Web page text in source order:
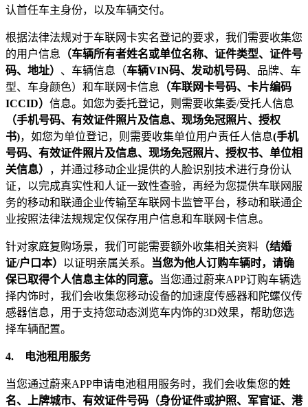
认首任车主身份，以及车辆交付。
根据法律法规对于车联网卡实名登记的要求，我们需要收集您
的用户信息 （车辆所有者姓名或单位名称、证件类型、证件号
码、地址） 、车辆信息（车辆VIN码、发动机号码、品牌、车
型、车身颜色）和车联网卡信息 （车联网卡号码、卡片编码
ICCID） 信息。如您为委托登记，则需要收集委/受托人信息
（手机号码、有效证件照片及信息、现场免冠照片、授权
书)，如您为单位登记，则需要收集单位用户责任人信息(手机
号码、有效证件照片及信息、现场免冠照片、授权书、单位相
关信息）
，并通过移动企业提供的人脸识别技术进行身份认
证，以完成真实性和人证一致性查验，再经为您提供车联网服
务的移动和联通企业传输至车联网卡监管平台，移动和联通企
业按照法律法规规定仅保存用户信息和车联网卡信息。
针对家庭复购场景，我们可能需要额外收集相关资料 （结婚
证/户口本） 以证明亲属关系。
当您为他人订购车辆时，请确
保已取得个人信息主体的同意。
当您通过蔚来APP订购车辆选
择内饰时，我们会收集您移动设备的加速度传感器和陀螺仪传
感器信息，用于支持您动态浏览车内饰的3D效果，帮助您选
择车辆配置。
4. 电池租用服务
当您通过蔚来APP申请电池租用服务时，我们会收集您的姓
名、上牌城市、有效证件号码（身份证件或护照、军官证、港